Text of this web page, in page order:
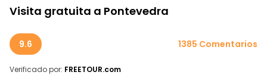
Visita gratuita a Pontevedra
9.6 1385 Comentarios
Verificado por: FREETOUR.com